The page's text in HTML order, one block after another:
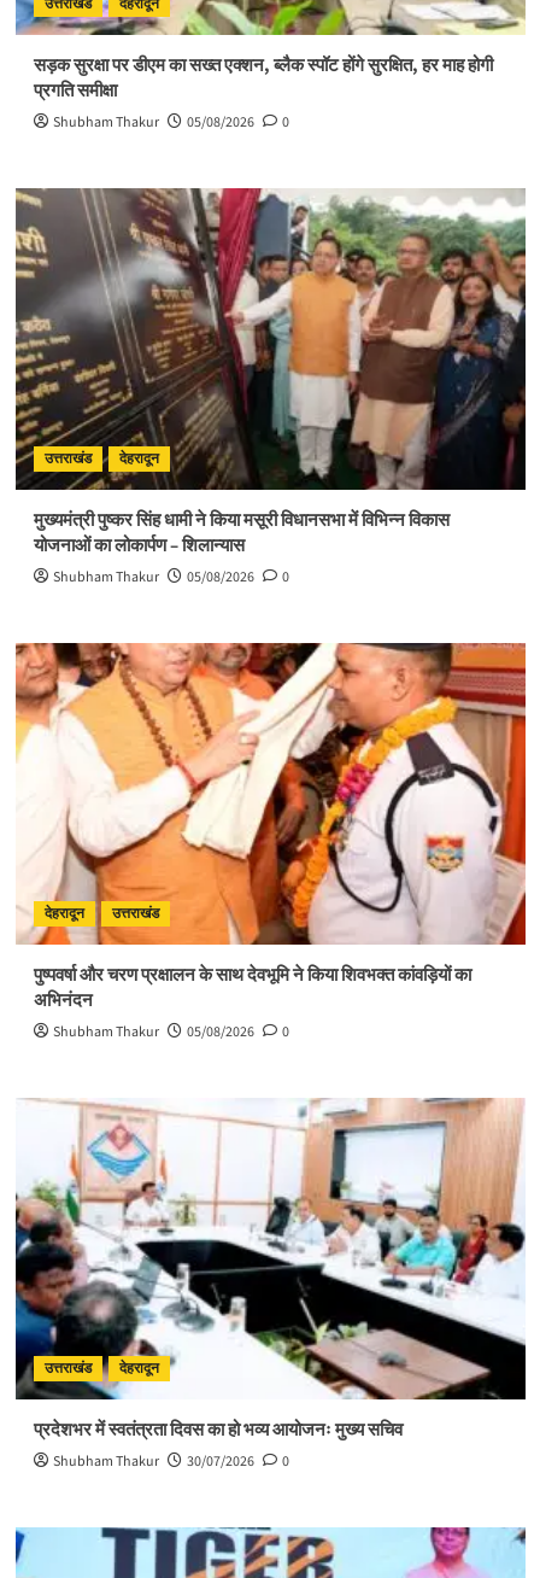
सड़क सुरक्षा पर डीएम का सख्त एक्शन, ब्लैक स्पॉट होंगे सुरक्षित, हर माह होगी
प्रगति समीक्षा
Shubham Thakur 05/08/2026 0
उत्तराखंड देहरादून
मुख्यमंत्री पुष्कर सिंह धामी ने किया मसूरी विधानसभा में विभिन्न विकास
योजनाओं का लोकार्पण – शिलान्यास
Shubham Thakur 05/08/2026 0
देहरादून उत्तराखंड
पुष्पवर्षा और चरण प्रक्षालन के साथ देवभूमि ने किया शिवभक्त कांवड़ियों का
अभिनंदन
Shubham Thakur 05/08/2026 0
उत्तराखंड देहरादून
प्रदेशभर में स्वतंत्रता दिवस का हो भव्य आयोजनः मुख्य सचिव
Shubham Thakur 30/07/2026 0